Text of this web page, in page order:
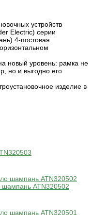
устройств
Electric) серии
4-постовая.
новый уровень: рамка не
но и выгодно его
изделие в
шампань ATN320502